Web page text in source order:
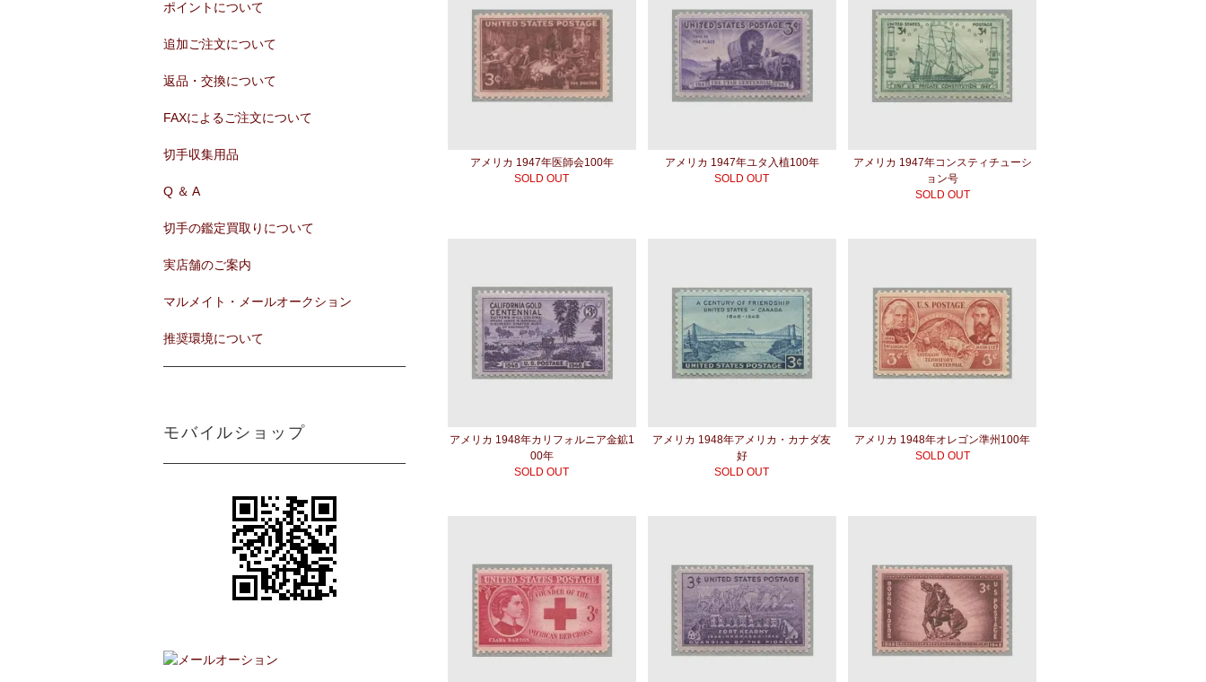
アメリカ 1947年医師会100年
SOLD OUT
アメリカ 1947年ユタ入植100年
SOLD OUT
アメリカ 1947年コンスティチューシ
ョン号
SOLD OUT
アメリカ 1948年カリフォルニア金鉱1
00年
SOLD OUT
アメリカ 1948年アメリカ・カナダ友
好
SOLD OUT
アメリカ 1948年オレゴン準州100年
SOLD OUT
ポイントについて
追加ご注文について
返品・交換について
FAXによるご注文について
切手収集用品
Q ＆ A
切手の鑑定買取りについて
実店舗のご案内
マルメイト・メールオークション
推奨環境について
モバイルショップ